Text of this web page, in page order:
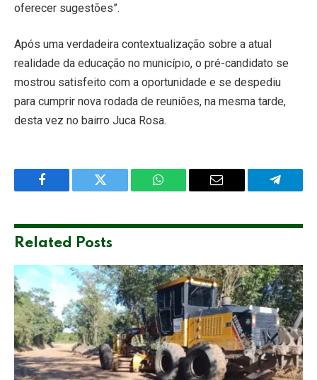
oferecer sugestões”.
Após uma verdadeira contextualização sobre a atual
realidade da educação no município, o pré-candidato se
mostrou satisfeito com a oportunidade e se despediu
para cumprir nova rodada de reuniões, na mesma tarde,
desta vez no bairro Juca Rosa.
Facebook Twitter WhatsApp Email
Related Posts